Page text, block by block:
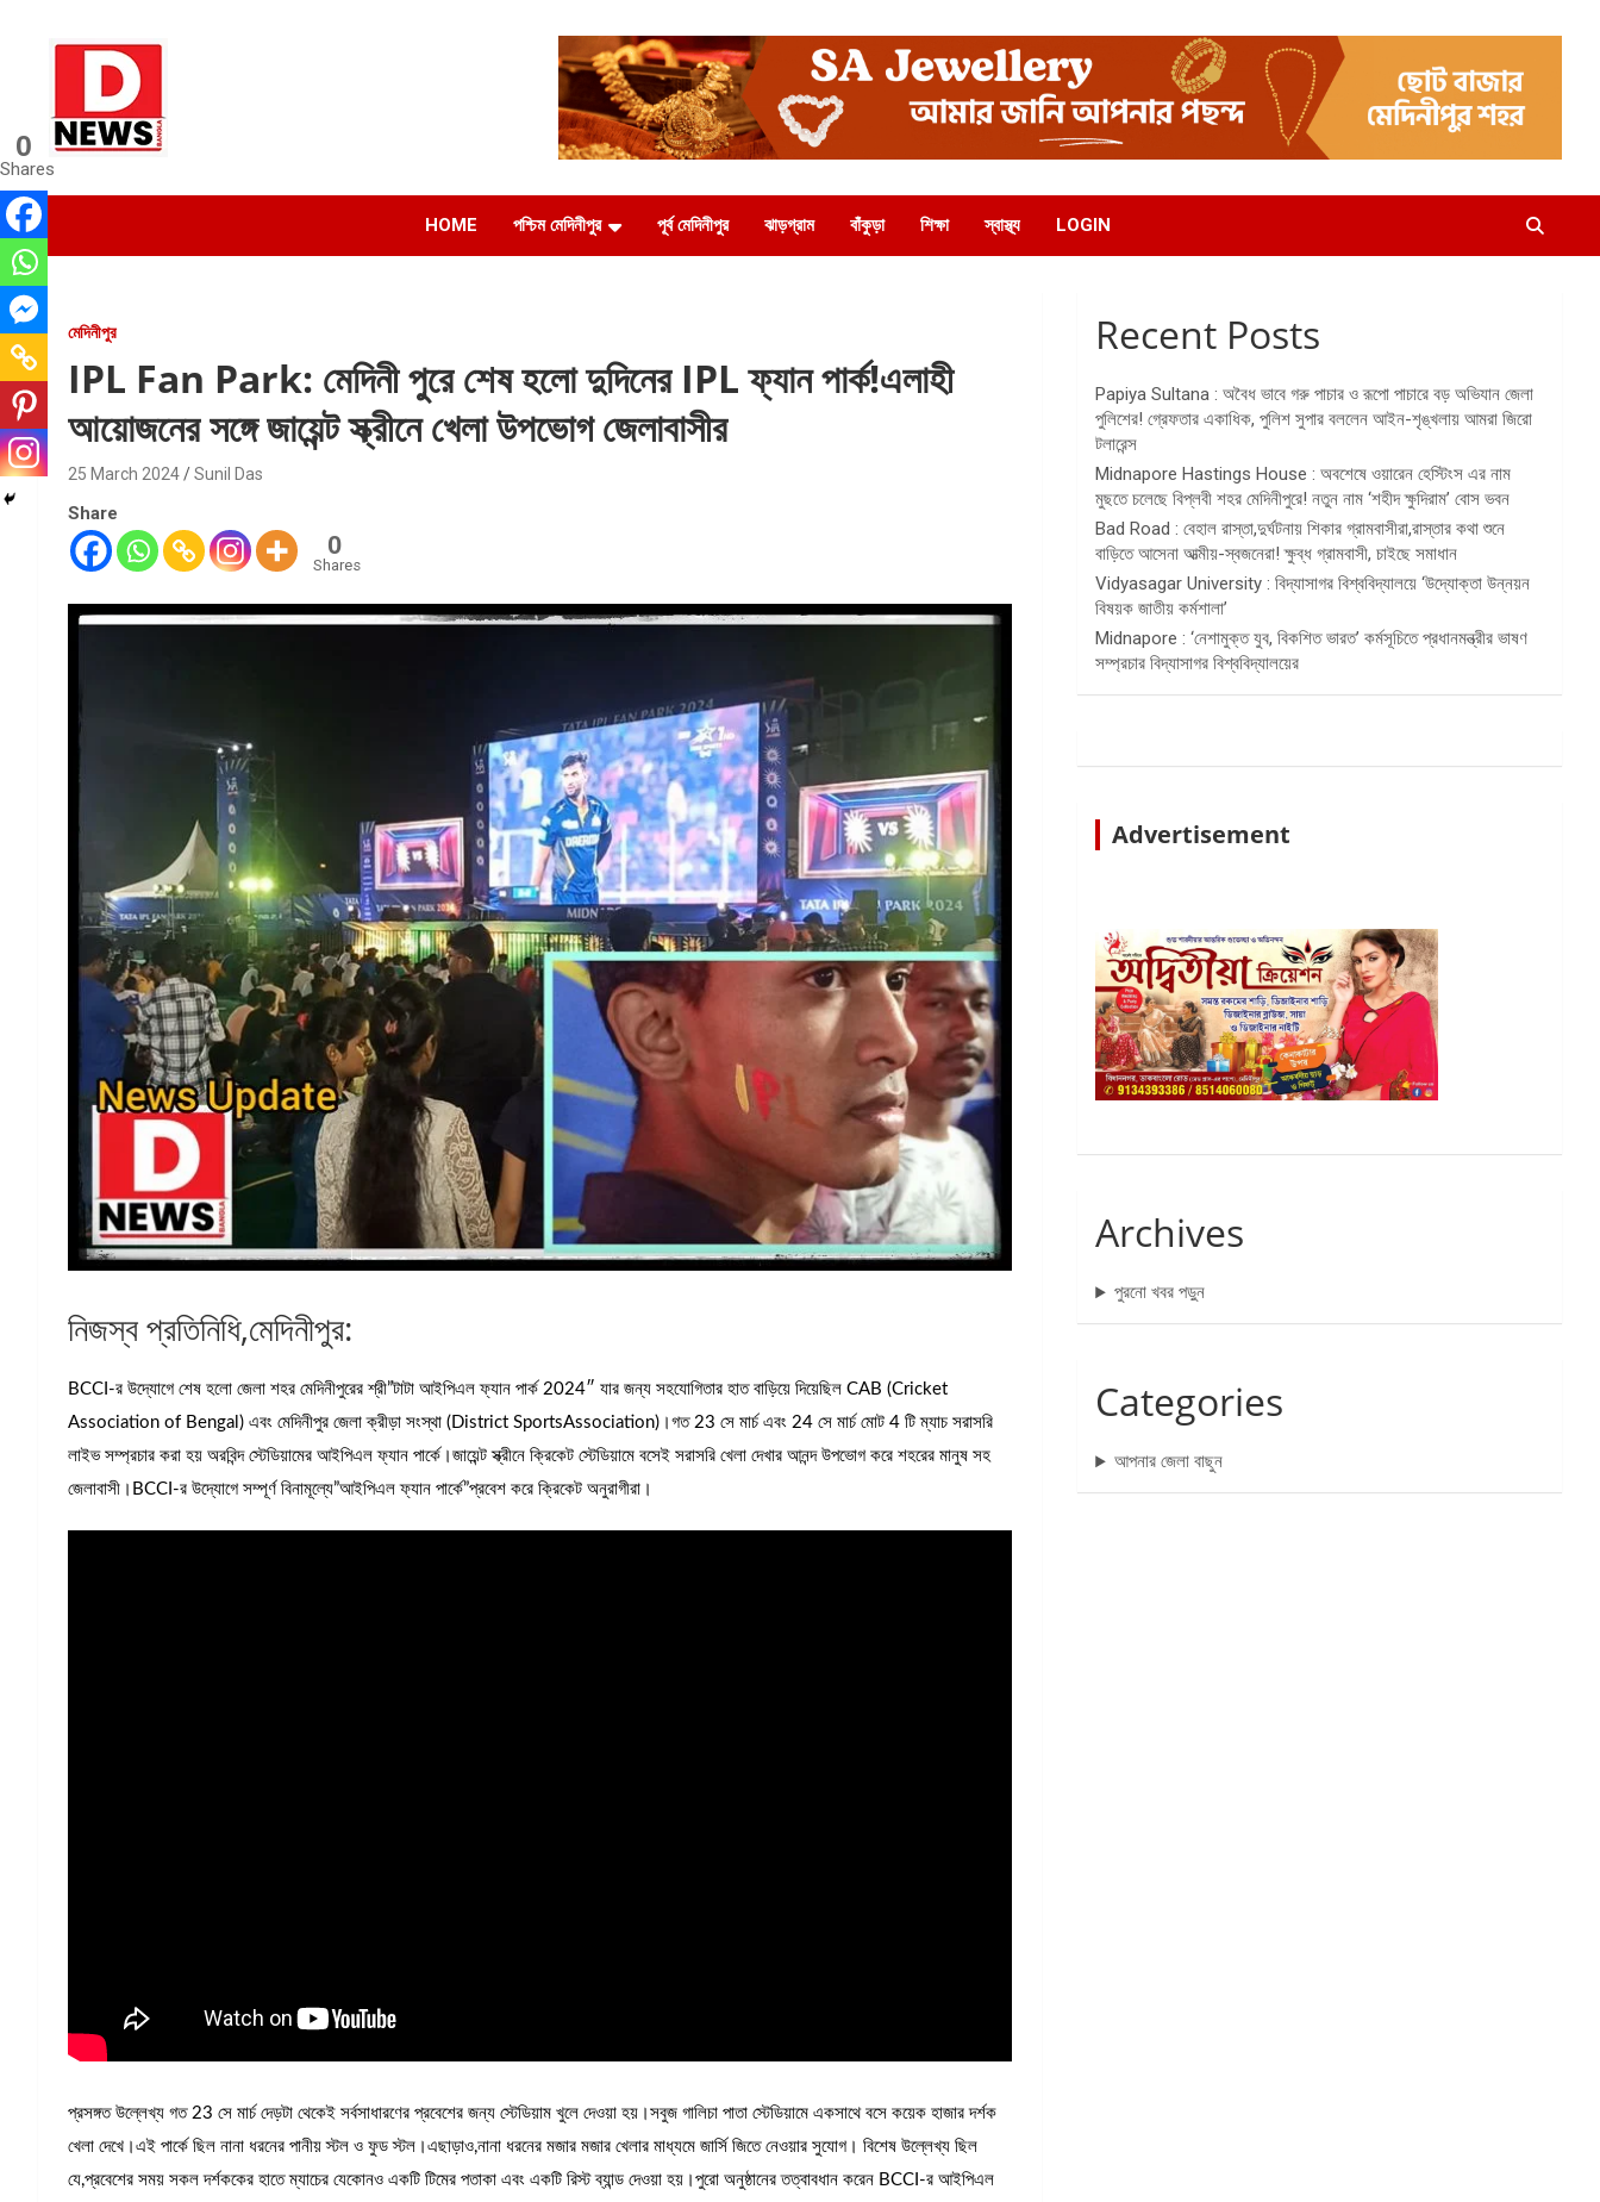
Dnews
#Medinipur #News #LatestBengali #NewsBangla
#Medinipur24X7News
HOME
পশ্চিম মেদিনীপুর পূর্ব মেদিনীপুর ঝাড়গ্রাম বাঁকুড়া শিক্ষা স্বাস্থ্য LOGIN
মেদিনীপুর
IPL Fan Park: মেদিনী পুরে শেষ হলো দুদিনের IPL ফ্যান পার্ক!এলাহী
আয়োজনের সঙ্গে জায়েন্ট স্ক্রীনে খেলা উপভোগ জেলাবাসীর
25 March 2024 Sunil Das
Share
0
Shares
নিজস্ব প্রতিনিধি,মেদিনীপুর:
BCCI-র উদ্যোগে শেষ হলো জেলা শহর মেদিনীপুরের শ্রী”টাটা আইপিএল ফ্যান পার্ক 2024″ যার জন্য সহযোগিতার হাত বাড়িয়ে দিয়েছিল CAB (Cricket
Association of Bengal) এবং মেদিনীপুর জেলা ক্রীড়া সংস্থা (District SportsAssociation)।গত 23 সে মার্চ এবং 24 সে মার্চ মোট 4 টি ম্যাচ সরাসরি
লাইভ সম্প্রচার করা হয় অরবিন্দ স্টেডিয়ামের আইপিএল ফ্যান পার্কে।জায়েন্ট স্ক্রীনে ক্রিকেট স্টেডিয়ামে বসেই সরাসরি খেলা দেখার আনন্দ উপভোগ করে শহরের মানুষ সহ
জেলাবাসী।BCCI-র উদ্যোগে সম্পূর্ণ বিনামূল্যে”আইপিএল ফ্যান পার্কে”প্রবেশ করে ক্রিকেট অনুরাগীরা।
প্রসঙ্গত উল্লেখ্য গত 23 সে মার্চ দেড়টা থেকেই সর্বসাধারণের প্রবেশের জন্য স্টেডিয়াম খুলে দেওয়া হয়।সবুজ গালিচা পাতা স্টেডিয়ামে একসাথে বসে কয়েক হাজার দর্শক
খেলা দেখে।এই পার্কে ছিল নানা ধরনের পানীয় স্টল ও ফুড স্টল।এছাড়াও,নানা ধরনের মজার মজার খেলার মাধ্যমে জার্সি জিতে নেওয়ার সুযোগ। বিশেষ উল্লেখ্য ছিল
যে,প্রবেশের সময় সকল দর্শককের হাতে ম্যাচের যেকোনও একটি টিমের পতাকা এবং একটি রিস্ট ব্যান্ড দেওয়া হয়।পুরো অনুষ্ঠানের তত্বাবধান করেন BCCI-র আইপিএল
0
Shares
Recent Posts
Papiya Sultana : অবৈধ ভাবে গরু পাচার ও রূপো পাচারে বড় অভিযান জেলা
পুলিশের! গ্রেফতার একাধিক, পুলিশ সুপার বললেন আইন-শৃঙ্খলায় আমরা জিরো
টলারেন্স
Midnapore Hastings House : অবশেষে ওয়ারেন হেস্টিংস এর নাম
মুছতে চলেছে বিপ্লবী শহর মেদিনীপুরে! নতুন নাম ‘শহীদ ক্ষুদিরাম’ বোস ভবন
Bad Road : বেহাল রাস্তা,দুর্ঘটনায় শিকার গ্রামবাসীরা,রাস্তার কথা শুনে
বাড়িতে আসেনা আত্মীয়-স্বজনেরা! ক্ষুব্ধ গ্রামবাসী, চাইছে সমাধান
Vidyasagar University : বিদ্যাসাগর বিশ্ববিদ্যালয়ে ‘উদ্যোক্তা উন্নয়ন
বিষয়ক জাতীয় কর্মশালা’
Midnapore : ‘নেশামুক্ত যুব, বিকশিত ভারত’ কর্মসূচিতে প্রধানমন্ত্রীর ভাষণ
সম্প্রচার বিদ্যাসাগর বিশ্ববিদ্যালয়ের
Advertisement
Archives
পুরনো খবর পড়ুন
Categories
আপনার জেলা বাছুন